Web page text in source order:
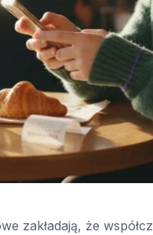
zakładają, że